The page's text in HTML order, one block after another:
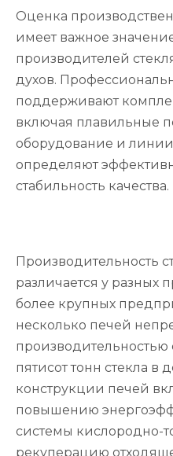
Оценка
имеет важное
производителей
духов.
поддерживают
включая плавильные
оборудование и
определяют
стабильность качества.
Производительность
различается у разных
более крупных
несколько печей
производительностью
пятисот тонн стекла в
конструкции печей
повышению
системы кислородно-
рекуперацию